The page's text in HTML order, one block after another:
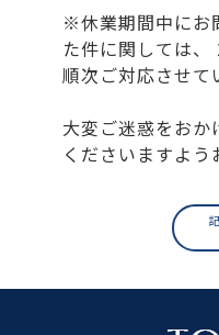
※休業期間中にお
た件に関しては
順次ご対応させて
大変ご迷惑をお
くださいますよう